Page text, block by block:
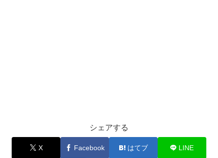
シェアする
X Facebook はてブ LINE